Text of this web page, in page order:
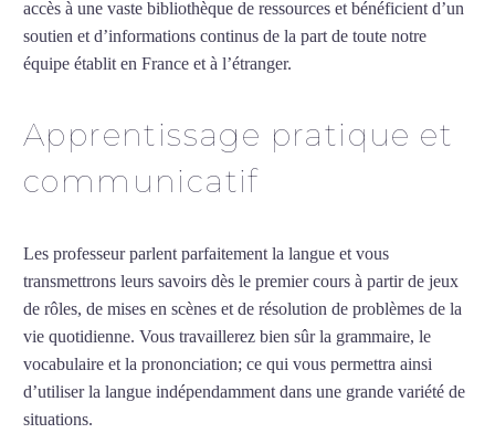
accès à une vaste bibliothèque de ressources et bénéficient d’un
soutien et d’informations continus de la part de toute notre
équipe établit en France et à l’étranger.
Apprentissage pratique et
communicatif
Les professeur parlent parfaitement la langue et vous
transmettrons leurs savoirs dès le premier cours à partir de jeux
de rôles, de mises en scènes et de résolution de problèmes de la
vie quotidienne. Vous travaillerez bien sûr la grammaire, le
vocabulaire et la prononciation; ce qui vous permettra ainsi
d’utiliser la langue indépendamment dans une grande variété de
situations.